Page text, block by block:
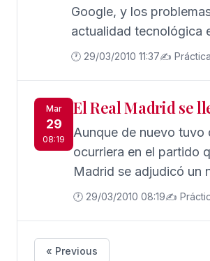
Google, y los
actualidad tecnológica
semanal que emite
parte, informa sobre
norteamericano, Intel
habilitados para
así como los
🕐 29/03/2010 11:37✍️
Mar
29
08:19
El Real Madrid se
Aunque de nuevo tuvo
ocurriera en el partido
Madrid se adjudicó un
Pellegrini llegaban a la
primero con un tanto
🕐 29/03/2010 08:19✍️
« Previous